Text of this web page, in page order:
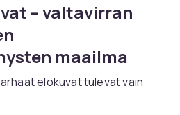
– valtavirran
maailma
elokuvat tulevat vain